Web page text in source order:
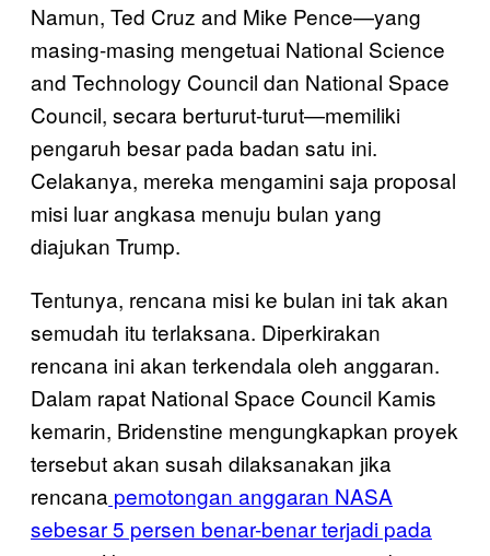
Namun, Ted Cruz and Mike Pence—yang
masing-masing mengetuai National Science
and Technology Council dan National Space
Council, secara berturut-turut—memiliki
pengaruh besar pada badan satu ini.
Celakanya, mereka mengamini saja proposal
misi luar angkasa menuju bulan yang
diajukan Trump.
Tentunya, rencana misi ke bulan ini tak akan
semudah itu terlaksana. Diperkirakan
rencana ini akan terkendala oleh anggaran.
Dalam rapat National Space Council Kamis
kemarin, Bridenstine mengungkapkan proyek
tersebut akan susah dilaksanakan jika
rencana pemotongan anggaran NASA
sebesar 5 persen benar-benar terjadi pada